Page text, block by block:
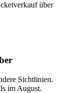
über
Sichtlinien.
im August.